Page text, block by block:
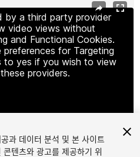
by a third party provider
video views without
and Functional Cookies.
for Targeting
to yes if you wish to view
providers.
1/6
과 데이터 분석 및 본 사이트
텐츠와 광고를 제공하기 위